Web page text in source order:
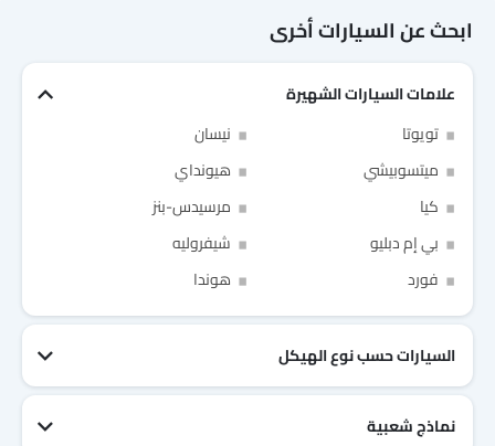
ابحث عن السيارات أخرى
علامات السيارات الشهيرة
تويوتا
نيسان
ميتسوبيشي
هيونداي
كيا
مرسيدس-بنز
بي إم دبليو
شيفروليه
فورد
هوندا
السيارات حسب نوع الهيكل
نماذج شعبية
I have read and agree to theشروط الاستخدامand سياسة
Link Your Google Account